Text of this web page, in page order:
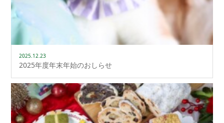
2025.12.23
2025年度年末年始のおしらせ